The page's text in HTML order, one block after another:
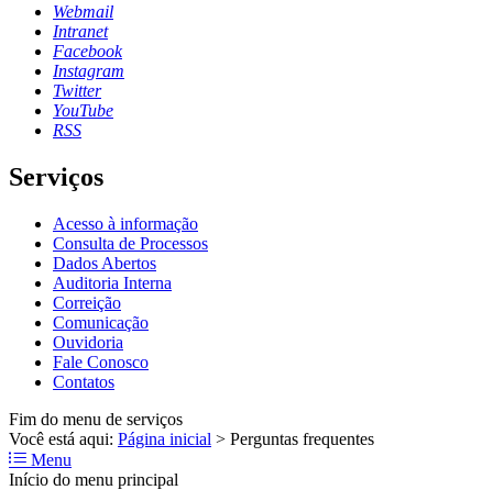
Webmail
Intranet
Facebook
Instagram
Twitter
YouTube
RSS
Serviços
Acesso à informação
Consulta de Processos
Dados Abertos
Auditoria Interna
Correição
Comunicação
Ouvidoria
Fale Conosco
Contatos
Fim do menu de serviços
Você está aqui: Página inicial > Perguntas frequentes
Menu
Início do menu principal